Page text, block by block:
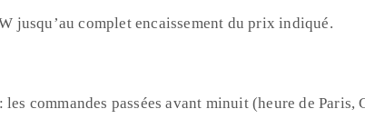
jusqu’au complet encaissement du prix indiqué.
commandes passées avant minuit (heure de